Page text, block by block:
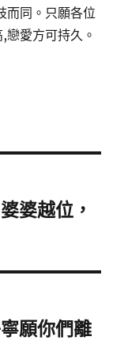
而同。只願各位
愛方可持久。
婆越位，
願你們離